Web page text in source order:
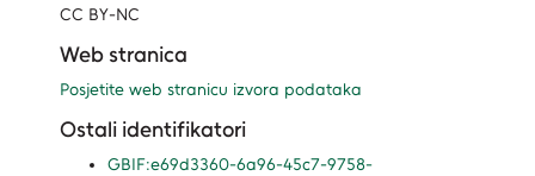
CC BY-NC
Web stranica
Posjetite web stranicu izvora podataka
Ostali identifikatori
GBIF:e69d3360-6a96-45c7-9758-